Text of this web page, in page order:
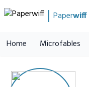
Paperwiff
Home Microfables